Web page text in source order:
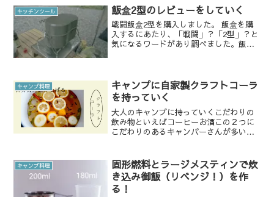
ります。燻製器 アドバンス 折りたた
みスモーカー 家庭用 ...
キッチンツール 飯盒2型のレビューをしていく
戦闘飯盒2型を購入しました。 飯盒を購
入するにあたり、「戦闘」？「2型」？と
気になるワードがあり調べました。飯盒
思いますが、そういっ...
キャンプ料理
キャンプに自家製クラフトコーラ
を持っていく
大人のキャンプに持っていくこだわりの
飲み物といえばコーヒーお酒この２つに
こだわりのあるキャンパーさんが多いと
人は、ビールで乾杯とかサワーがいいと
か日本酒とか、うちの夫の...
キャンプ料理
固形燃料とラージメスティンで炊
き込み御飯（リベンジ！）を作
る！